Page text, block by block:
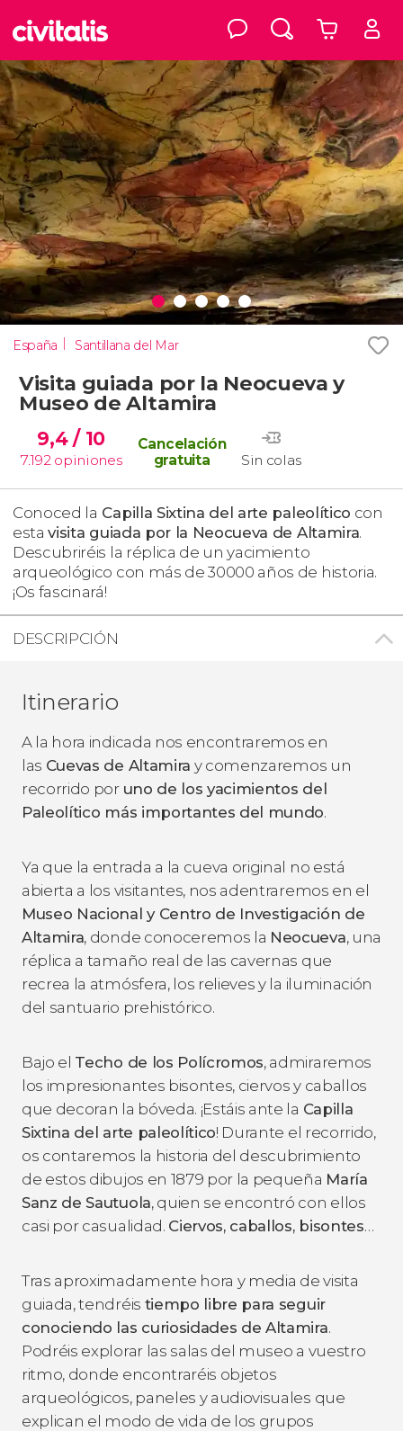
España Santillana del Mar
Visita guiada por la Neocueva y
Museo de Altamira
9,4/ 10
7.192 opiniones Sin colas
Cancelación
gratuita
Conoced la Capilla Sixtina del arte paleolítico con
estavisita guiada por la Neocueva de Altamira.
Descubriréis la réplica de un yacimiento
arqueológico con más de 30000 años de historia.
¡Os fascinará!
DESCRIPCIÓN
Itinerario
A la hora indicada nos encontraremos en
las Cuevas de Altamira y comenzaremos un
recorrido por uno de los yacimientos del
Paleolítico más importantes del mundo.
Ya que la entrada a la cueva original no está
abierta a los visitantes, nos adentraremos en el
Museo Nacional y Centro de Investigación de
Altamira, donde conoceremos la Neocueva, una
réplica a tamaño real de las cavernas que
recrea la atmósfera, los relieves y la iluminación
del santuario prehistórico.
Bajo el Techo de los Polícromos, admiraremos
los impresionantes bisontes, ciervos y caballos
que decoran la bóveda. ¡Estáis ante la Capilla
Sixtina del arte paleolítico! Durante el recorrido,
os contaremos la historia del descubrimiento
de estos dibujos en 1879 por la pequeña María
Sanz de Sautuola, quien se encontró con ellos
casi por casualidad. Ciervos, caballos, bisontes…
Tras aproximadamente hora y media de visita
guiada, tendréis tiempo libre para seguir
conociendo las curiosidades de Altamira.
Podréis explorar las salas del museo a vuestro
ritmo, donde encontraréis objetos
arqueológicos, paneles y audiovisuales que
explican el modo de vida de los grupos